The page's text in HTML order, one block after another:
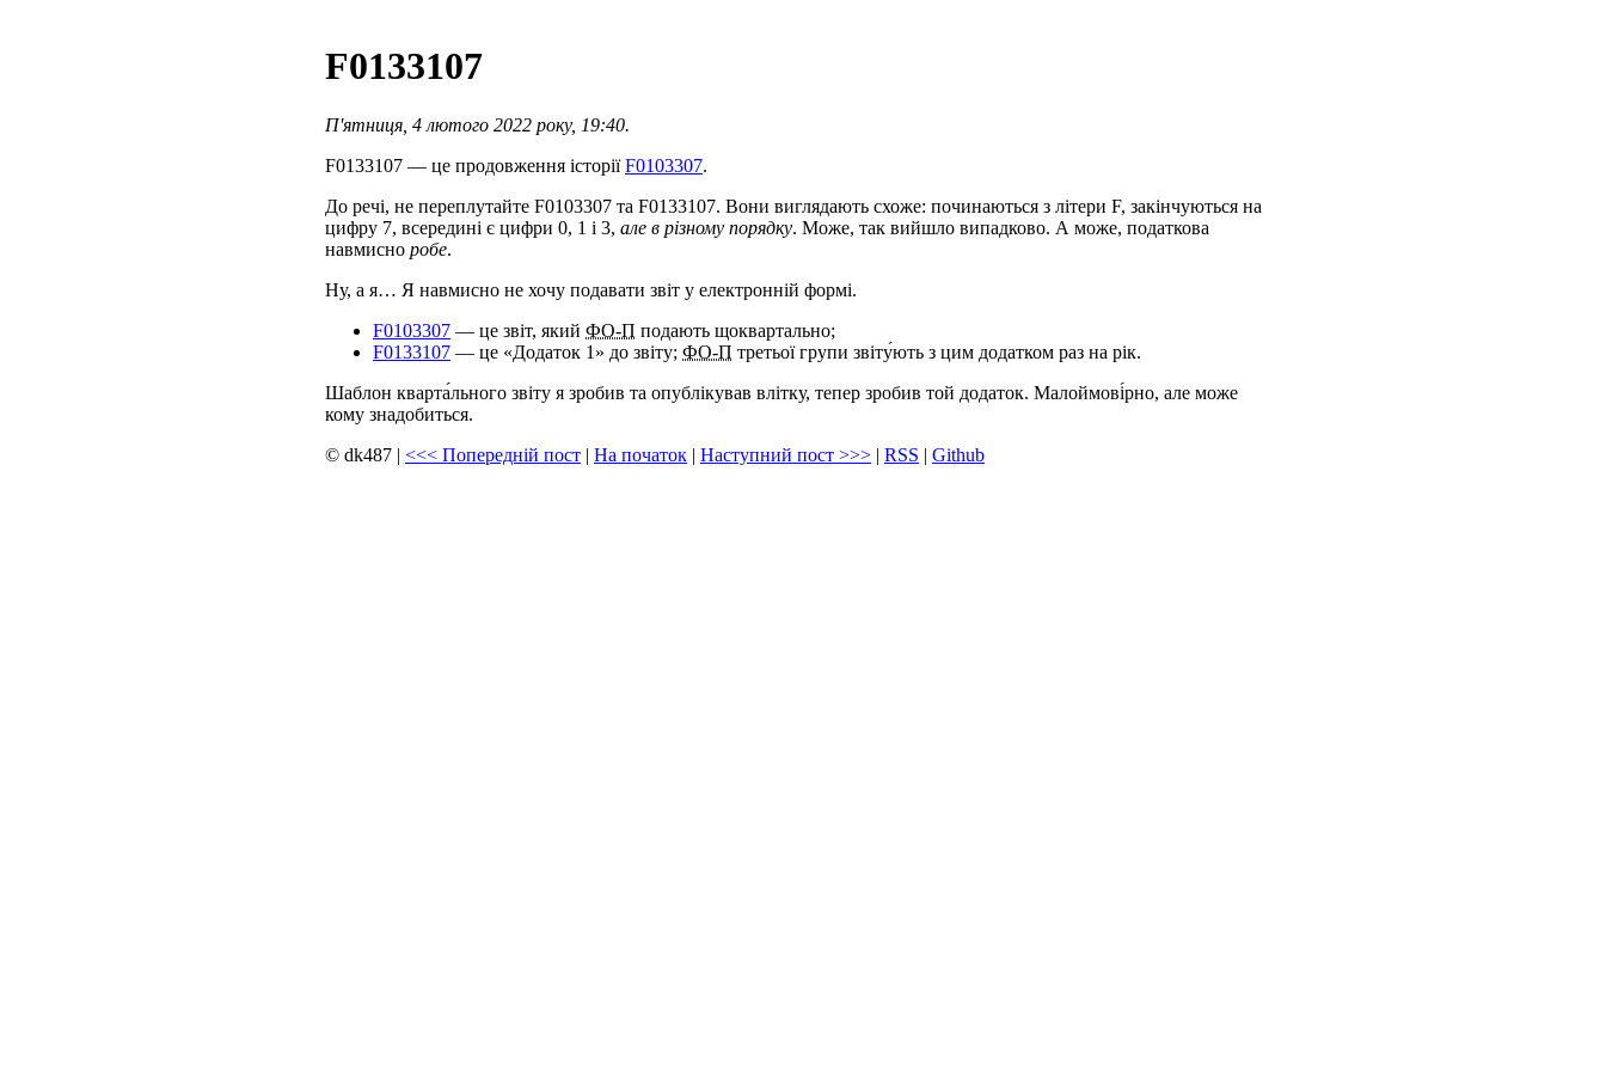
F0133107
П'ятниця, 4 лютого 2022 року, 19:40.
F0133107 — це продовження історіїF0103307.
До речі, не переплутайте F0103307 та F0133107. Вони виглядають схоже: починаються з літери F, закінчуються на
цифру 7, всередині є цифри 0, 1 і 3, але в різному порядку. Може, так вийшло випадково. А може, податкова
навмисно робе.
Ну, а я… Я навмисно не хочу подавати звіт у електронній формі.
F0103307 — це звіт, який ФО-П подають щоквартально;
F0133107 — це «Додаток 1» до звіту; ФО-П третьої групи звіту́ють з цим додатком раз на рік.
Шаблон кварта́льного звіту я зробив та опублікував влітку, тепер зробив той додаток. Малоймові́рно, але може
кому знадобиться.
© dk487 | <<< Попередній пост | На початок | Наступний пост >>> | RSS | Github